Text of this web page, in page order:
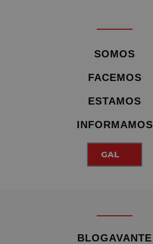
SOMOS
FACEMOS
ESTAMOS
INFORMAMOS
GAL
BLOGAVANTE